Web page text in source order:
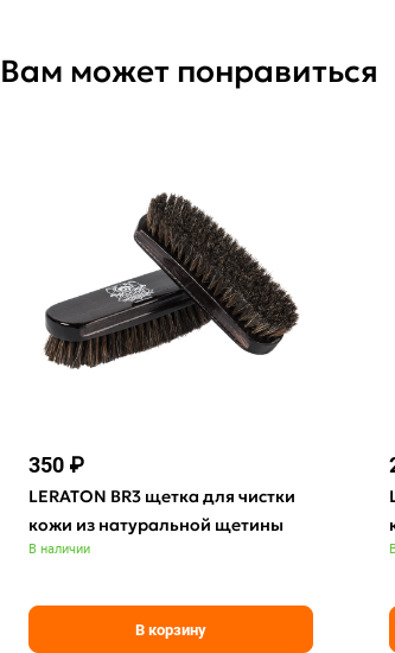
Вам может понравиться
350 ₽
LERATON BR3 щетка для чистки
кожи из натуральной щетины
В наличии
В корзину